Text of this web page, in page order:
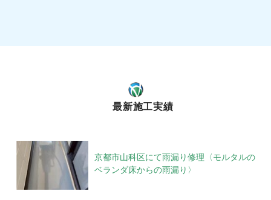
最新施工実績
京都市山科区にて雨漏り修理〈モルタルの
ベランダ床からの雨漏り〉